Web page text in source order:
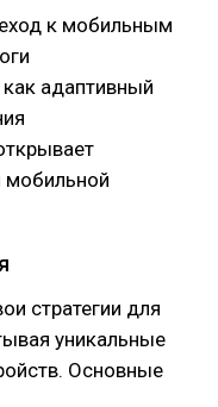
к мобильным
адаптивный
стратегии для
уникальные
Основные